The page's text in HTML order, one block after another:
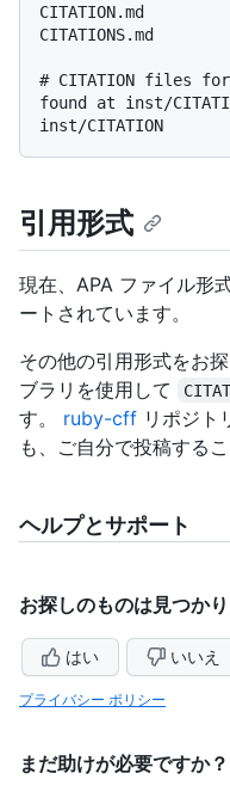
CITATION.md
CITATIONS.md
# CITATION files
found at inst/
引用形式
現在、APA ファイル形
ートされています。
その他の引用形式をお
ブラリを使用して
す。 ruby-cff リポジト
も、ご自分で投稿するこ
ヘルプとサポート
お探しのものは見つか
はい いいえ
プライバシー ポリシー
まだ助けが必要ですか？